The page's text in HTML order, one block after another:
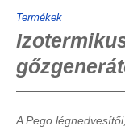
Termékek
A Pego